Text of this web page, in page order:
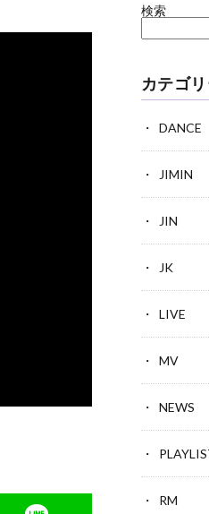
検索
カテゴ
DANCE
JIMIN
JIN
JK
LIVE
MV
NEWS
RM